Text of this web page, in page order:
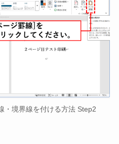
・境界線を付ける方法 Step2